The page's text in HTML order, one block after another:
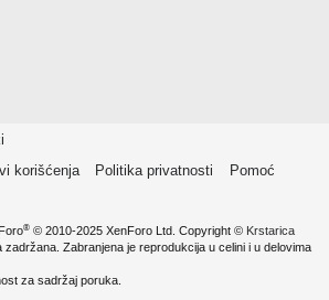
korišćenja Politika privatnosti
Pomoć
® © 2010-2025 XenForo Ltd. Copyright © Krstarica
zadržana. Zabranjena je reprodukcija u celini i u delovima
za sadržaj poruka.